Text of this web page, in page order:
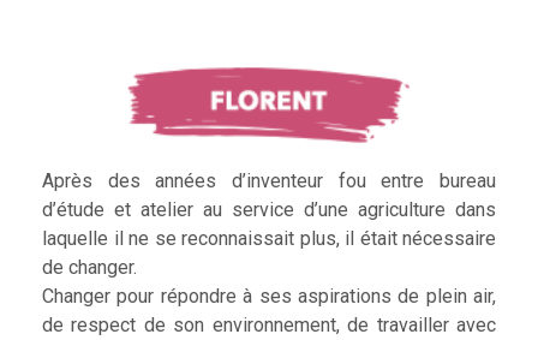
Après des années d’inventeur fou entre bureau
d’étude et atelier au service d’une agriculture dans
laquelle il ne se reconnaissait plus, il était nécessaire
de changer.
Changer pour répondre à ses aspirations de plein air,
de respect de son environnement, de travailler avec